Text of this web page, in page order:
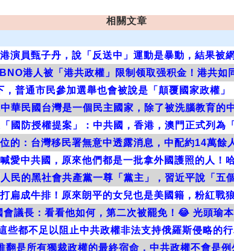
相關文章
演員甄子丹，說「反送中」運動是暴動，結果被
港人被「港共政權」限制领取强积金！港共如
，普通市民參加選舉也會被說是「顛覆國家政權
華民國台灣是一個民主國家，除了被洗腦教育的
國防授權提案」：中共國，香港，澳門正式列為
的：台灣移民署無意中透露消息，中配約14萬餘
愛中共國，原來他們都是一批拿外國護照的人！
民的黑社會共產黨一尊「黨主」，習近平說「五
扁成牛排！原來朗平的女兒也是美國籍，粉紅戰
議長：看看他如何，第二次被罷免！😂 光頭瑜本
都不足以阻止中共政權非法支持俄羅斯侵略的行
翻是所有獨裁政權的最終宿命，中共政權不會是例